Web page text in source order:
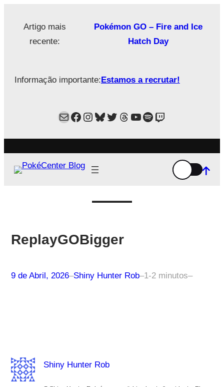
Artigo mais
recente:
Pokémon GO – Fire and Ice
Hatch Day
Informação importante:Estamos a recrutar!
MailFacebook
Instagram
Bluesky
Twitter
Estamos no Threads!
YouTube
Spotify
Twitch
ReplayGOBigger
9 de Abril, 2026–Shiny Hunter Rob–1-2 minutos–
Shiny Hunter Rob